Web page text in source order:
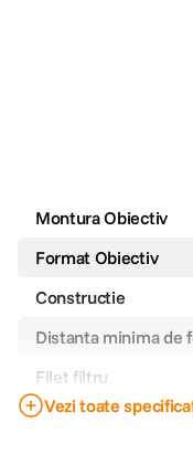
Montura Obiectiv
Format Obiectiv
Constructie
Distanta minima de
Filet filtru
Stabilizare de
Vezi toate